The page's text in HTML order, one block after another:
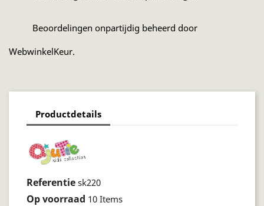
Beoordelingen onpartijdig beheerd door
WebwinkelKeur.
Productdetails
Referentie sk220
Op voorraad 10 Items